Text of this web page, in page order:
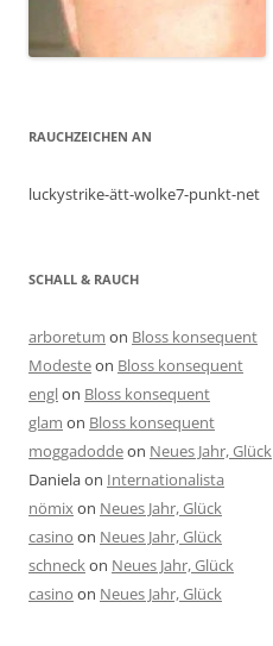
RAUCHZEICHEN AN
luckystrike-ätt-wolke7-punkt-net
SCHALL & RAUCH
arboretum on Bloss konsequent
Modesteon Bloss konsequent
englon Bloss konsequent
glam on Bloss konsequent
moggadoddeon Neues Jahr, Glück
Danielaon Internationalista
nömixon Neues Jahr, Glück
casino on Neues Jahr, Glück
schneckon Neues Jahr, Glück
casino on Neues Jahr, Glück